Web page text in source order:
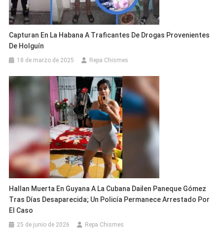
Capturan En La Habana A Traficantes De Drogas Provenientes
De Holguín
18 de marzo de 2025 Repa Chismes
Hallan Muerta En Guyana A La Cubana Dailen Paneque Gómez
Tras Días Desaparecida; Un Policía Permanece Arrestado Por
El Caso
25 de junio de 2026 Repa Chismes